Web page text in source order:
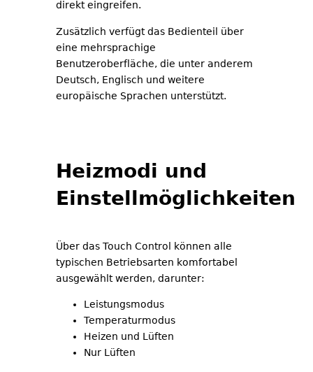
direkt eingreifen.
Zusätzlich verfügt das Bedienteil über
eine mehrsprachige
Benutzeroberfläche, die unter anderem
Deutsch, Englisch und weitere
europäische Sprachen unterstützt.
Heizmodi und
Einstellmöglichkeiten
Über das Touch Control können alle
typischen Betriebsarten komfortabel
ausgewählt werden, darunter:
Leistungsmodus
Temperaturmodus
Heizen und Lüften
Nur Lüften